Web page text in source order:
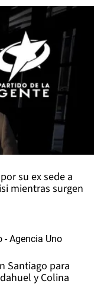
su ex sede a
mientras surgen
Santiago para
y Colina